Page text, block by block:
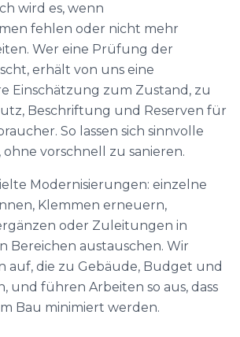
wird es, wenn
fehlen oder nicht mehr
Wer eine Prüfung der
erhält von uns eine
Einschätzung zum Zustand, zu
Beschriftung und Reserven für
So lassen sich sinnvolle
vorschnell zu sanieren.
Modernisierungen: einzelne
Klemmen erneuern,
oder Zuleitungen in
Bereichen austauschen. Wir
auf, die zu Gebäude, Budget und
und führen Arbeiten so aus, dass
Bau minimiert werden.